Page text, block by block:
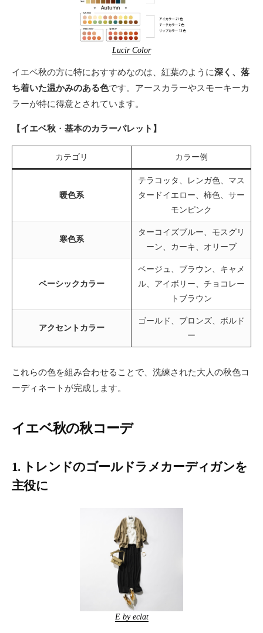
Lucir Color
イエベ秋の方に特におすすめなのは、紅葉のように深く、落
ち着いた温かみのある色です。アースカラーやスモーキーカ
ラーが特に得意とされています。
【イエベ秋 ・ 基本のカラーパレット】
カテゴリ カラー例
暖色系
テラコッタ、レンガ色、マス
タードイエロー、柿色、サー
モンピンク
寒色系
ターコイズブルー、モスグリ
ーン、カーキ、オリーブ
ベーシックカラー
ベージュ、ブラウン、キャメ
ル、アイボリー、チョコレー
トブラウン
アクセントカラー
ゴールド、ブロンズ、ボルド
ー
これらの色を組み合わせることで、洗練された大人の秋色コ
ーディネートが完成します。
イエベ秋の秋コーデ
1. トレンドのゴールドラメカーディガンを
主役に
E by eclat